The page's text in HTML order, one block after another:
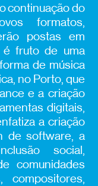
continuação do
formatos,
postas em
é fruto de uma
de música
no Porto, que
e a criação
digitais,
a criação
de software, a
social,
comunidades
compositores,